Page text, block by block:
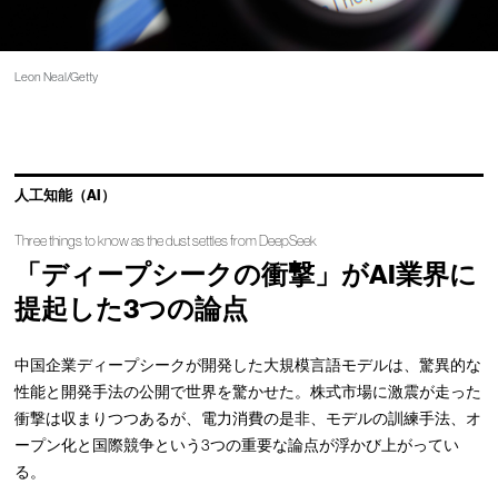
Leon Neal/Getty
人工知能（AI）
Three things to know as the dust settles from DeepSeek
「ディープシークの衝撃」がAI業界に
提起した3つの論点
中国企業ディープシークが開発した大規模言語モデルは、驚異的な
性能と開発手法の公開で世界を驚かせた。株式市場に激震が走った
衝撃は収まりつつあるが、電力消費の是非、モデルの訓練手法、オ
ープン化と国際競争という3つの重要な論点が浮かび上がってい
る。